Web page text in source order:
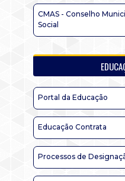
CMAS - Conselho
Social
Portal da Educação
Educação Contrata
Processos de